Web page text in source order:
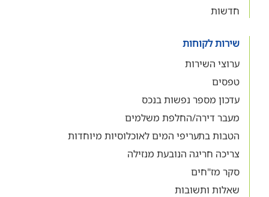
חדשות
שירות לקוחות
ערוצי השירות
טפסים
עדכון מספר נפשות בנכס
מעבר דירה/החלפת משלמים
הטבות בתעריפי המים לאוכלוסיות מיוחדות
צריכה חריגה הנובעת מנזילה
סקר מז"חים
שאלות ותשובות